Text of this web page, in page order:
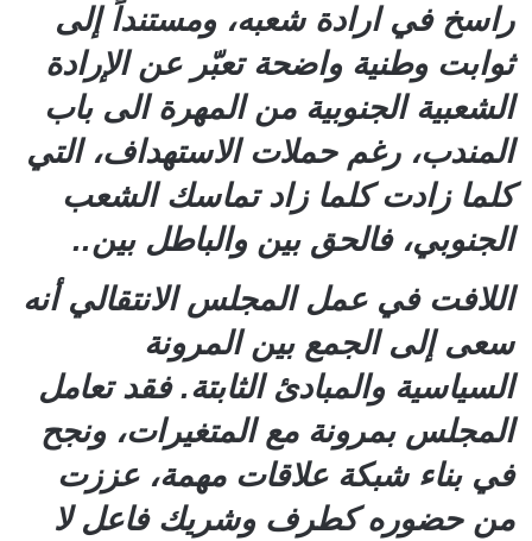
راسخ في ارادة شعبه، ومستنداً إلى
ثوابت وطنية واضحة تعبّر عن الإرادة
الشعبية الجنوبية من المهرة الى باب
المندب، رغم حملات الاستهداف، التي
كلما زادت كلما زاد تماسك الشعب
الجنوبي، فالحق بين والباطل بين..
اللافت في عمل المجلس الانتقالي أنه
سعى إلى الجمع بين المرونة
السياسية والمبادئ الثابتة. فقد تعامل
المجلس بمرونة مع المتغيرات، ونجح
في بناء شبكة علاقات مهمة، عززت
من حضوره كطرف وشريك فاعل لا